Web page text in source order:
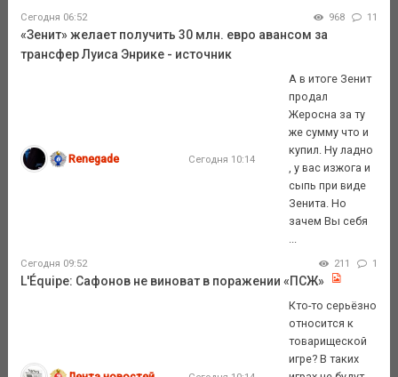
Сегодня 06:52 968 11
«Зенит» желает получить 30 млн. евро авансом за
трансфер Луиса Энрике - источник
Renegade Сегодня 10:14
А в итоге Зенит
продал
Жеросна за ту
же сумму что и
купил. Ну ладно
, у вас изжога и
сыпь при виде
Зенита. Но
зачем Вы себя
Сегодня 09:52 211 1
L'Équipe: Сафонов не виноват в поражении «ПСЖ»
Кто-то серьёзно
относится к
товарищеской
игре? В таких